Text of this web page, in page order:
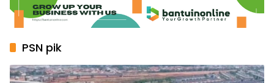
PSN pik